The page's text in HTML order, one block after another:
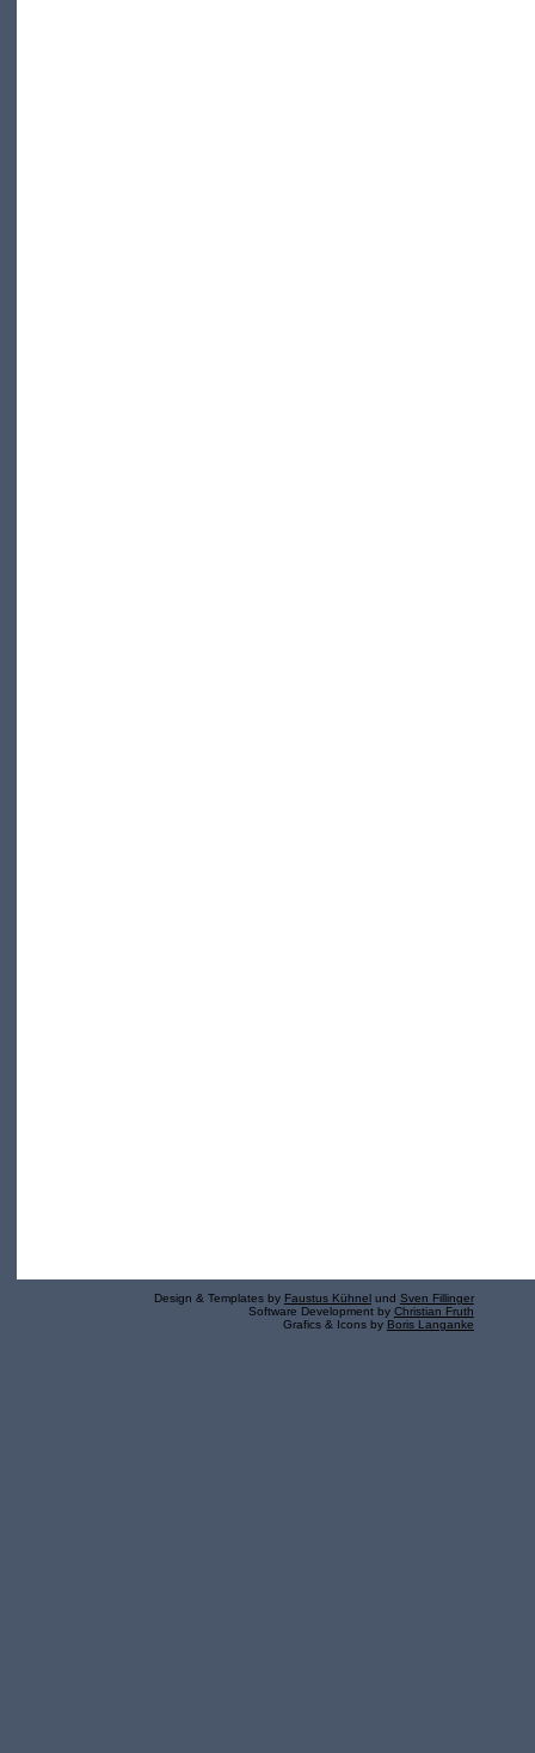
Design & Templates by Faustus Kühnel und Sven Fillinger
Software Development by Christian Fruth
Grafics & Icons by Boris Langanke